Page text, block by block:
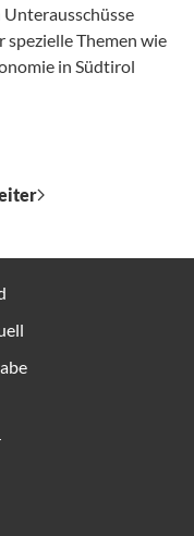
spezielle Themen wie
in Südtirol